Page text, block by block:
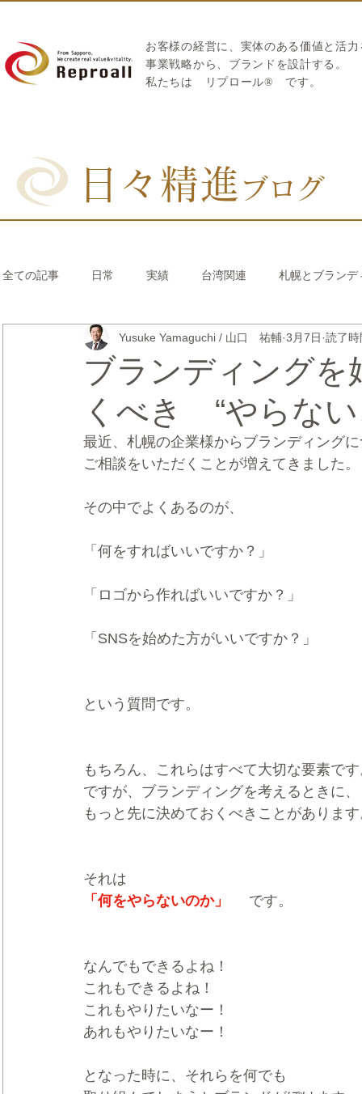
お客様の経営に、実体のある価値と活
​事業戦略から、ブランドを設計する。
私たちは
リプロール® です。
日々精進 ブログ
全ての記事 日常 実績 台湾関連 札幌とブランデ
リブランディング® さとうきび繊維のストロー 中国
CRMブランディング® デジタルマーケティングブランデ
ブランディングを
くべき “やらない
Yusuke Yamaguchi / 山口 祐輔 3月7日 読了
最近、札幌の企業様からブランディング
ご相談をいただくことが増えてきました。
その中でよくあるのが、
「何をすればいいですか？」
「ロゴから作ればいいですか？」
「SNSを始めた方がいいですか？」
という質問です。
もちろん、これらはすべて大切な要素で
ですが、ブランディングを考えるときに、
もっと先に決めておくべきことがありま
それは
「何をやらないのか」
です。
なんでもできるよね！
これもできるよね！
これもやりたいなー！
あれもやりたいなー！
となった時に、それらを何でも